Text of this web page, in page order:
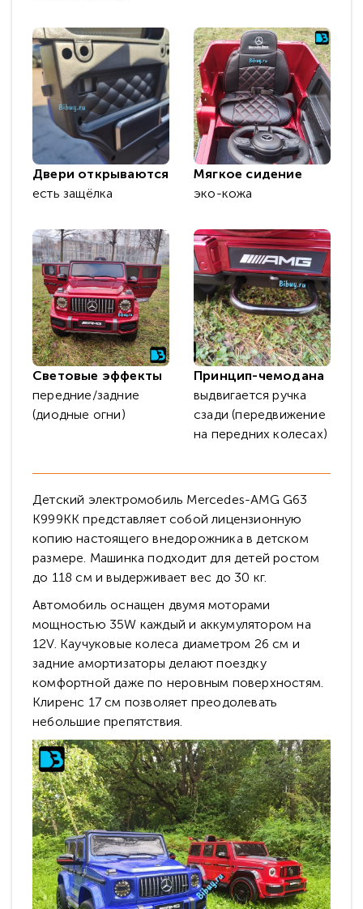
Двери открываются
есть защёлка
Мягкое сидение
эко-кожа
Световые эффекты
передние/задние
(диодные огни)
Принцип-чемодана
выдвигается ручка
сзади (передвижение
на передних колесах)
Детский электромобиль Mercedes-AMG G63
K999KK представляет собой лицензионную
копию настоящего внедорожника в детском
размере. Машинка подходит для детей ростом
до 118 см и выдерживает вес до 30 кг.
Автомобиль оснащен двумя моторами
мощностью 35W каждый и аккумулятором на
12V. Каучуковые колеса диаметром 26 см и
задние амортизаторы делают поездку
комфортной даже по неровным поверхностям.
Клиренс 17 см позволяет преодолевать
небольшие препятствия.